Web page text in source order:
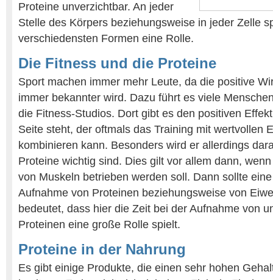
Proteine unverzichtbar. An jeder
Stelle des Körpers beziehungsweise in jeder Zelle
verschiedensten Formen eine Rolle.
Die Fitness und die Proteine
Sport machen immer mehr Leute, da die positive
immer bekannter wird. Dazu führt es viele
die Fitness-Studios. Dort gibt es den positiven
Seite steht, der oftmals das Training mit wertvollen
kombinieren kann. Besonders wird er allerdings
Proteine wichtig sind. Dies gilt vor allem dann,
von Muskeln betrieben werden soll. Dann sollte
Aufnahme von Proteinen beziehungsweise von
bedeutet, dass hier die Zeit bei der Aufnahme von
Proteinen eine große Rolle spielt.
Proteine in der Nahrung
Es gibt einige Produkte, die einen sehr hohen